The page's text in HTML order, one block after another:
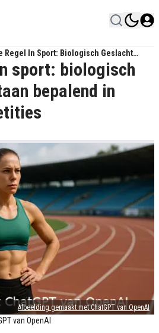
Regel In Sport: Biologisch Geslacht
Bepalend In Vrouwencompetities
Afbeelding gemaakt met ChatGPT van OpenAI
van OpenAI
sport: biologisch
bepalend in